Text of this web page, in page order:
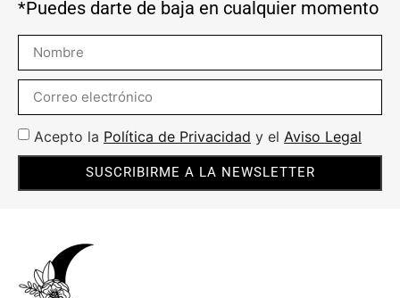
*Puedes darte de baja en cualquier momento
Acepto la Política de Privacidad y el Aviso Legal
SUSCRIBIRME A LA NEWSLETTER